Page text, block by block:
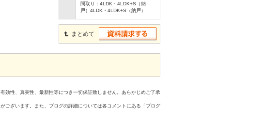
間取り： 4LDK・4LDK+S（納
戸）4LDK・4LDK+S（納戸）
まとめて
性、真実性、最新性等につき一切保証致しません。あらかじめご了承
ございます。また、ブログの詳細については各コメントにある「ブログ